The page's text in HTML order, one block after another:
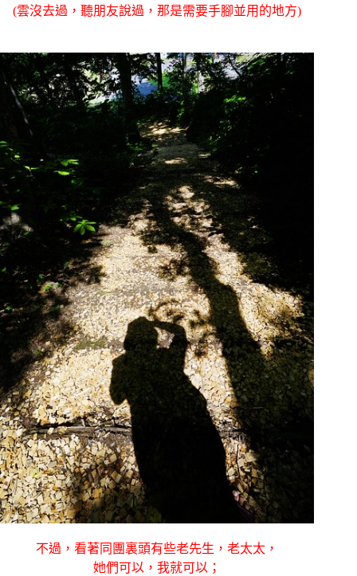
(雲沒去過，聽朋友說過，那是需要手腳並用的地方)
不過，看著同團裏頭有些老先生，老太太，
她們可以，我就可以；